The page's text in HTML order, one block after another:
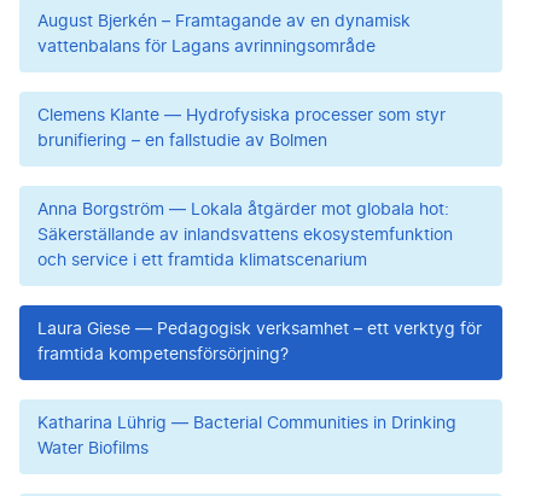
August Bjerkén – Framtagande av en dynamisk
vattenbalans för Lagans avrinningsområde
Clemens Klante — Hydrofysiska processer som styr
brunifiering – en fallstudie av Bolmen
Anna Borgström — Lokala åtgärder mot globala hot:
Säkerställande av inlandsvattens ekosystemfunktion
och service i ett framtida klimatscenarium
Laura Giese — Pedagogisk verksamhet – ett verktyg för
framtida kompetensförsörjning?
Katharina Lührig — Bacterial Communities in Drinking
Water Biofilms